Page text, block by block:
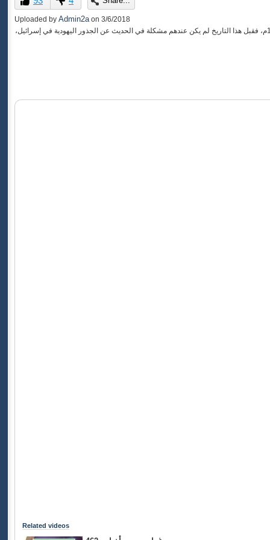
of
0
seconds
Uploaded by Admin2a on 3/6/2018
"في هذه الحلقة نناقش أسباب تغير الخطاب الإسلامي من بعد رجوع اليهود لإسرائيل وتأسيس دولتهم سنة 1948م، فقبل هذا التاريخ لم يكن عندهم مشكلة في الحديث عن الجذور اليهودية في إسرائيل،
Related videos